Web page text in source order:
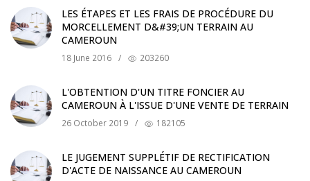
LES ÉTAPES ET LES FRAIS DE PROCÉDURE DU
MORCELLEMENT D&#39;UN TERRAIN AU
CAMEROUN
18 June 2016 / 203260
L'OBTENTION D'UN TITRE FONCIER AU
CAMEROUN À L'ISSUE D'UNE VENTE DE TERRAIN
26 October 2019 / 182105
LE JUGEMENT SUPPLÉTIF DE RECTIFICATION
D'ACTE DE NAISSANCE AU CAMEROUN